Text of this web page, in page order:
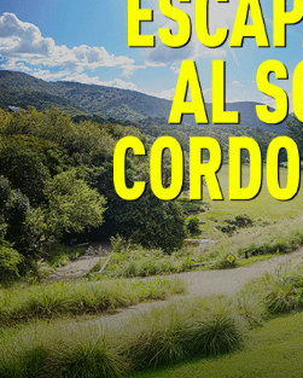
Tras la limpieza de
los vecinos de El
recuperaron la
General
04/08/2026
La Municipalidad de
infantiles, mobiliario
madera para impedir el
al espacio verde.